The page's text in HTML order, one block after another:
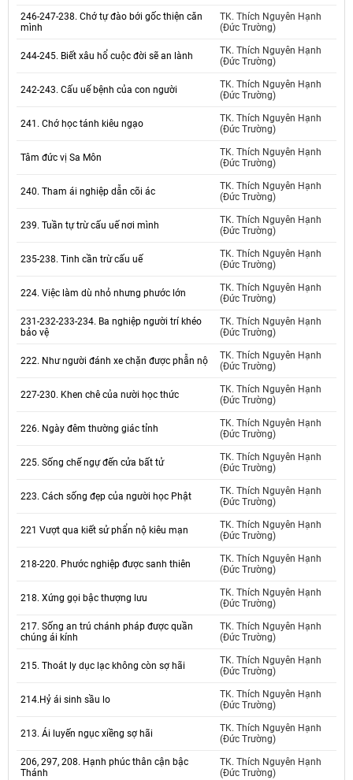
246-247-238. Chớ tự đào bới gốc thiện căn
mình
TK. Thích Nguyên Hạnh
(Đức Trường)
244-245. Biết xâu hổ cuộc đời sẽ an lành
TK. Thích Nguyên Hạnh
(Đức Trường)
242-243. Cấu uế bệnh của con người
TK. Thích Nguyên Hạnh
(Đức Trường)
241. Chớ học tánh kiêu ngạo
TK. Thích Nguyên Hạnh
(Đức Trường)
Tâm đức vị Sa Môn
TK. Thích Nguyên Hạnh
(Đức Trường)
240. Tham ái nghiệp dẫn cõi ác
TK. Thích Nguyên Hạnh
(Đức Trường)
239. Tuần tự trừ cấu uế nơi mình
TK. Thích Nguyên Hạnh
(Đức Trường)
235-238. Tinh cần trừ cấu uế
TK. Thích Nguyên Hạnh
(Đức Trường)
224. Việc làm dù nhỏ nhưng phước lớn
TK. Thích Nguyên Hạnh
(Đức Trường)
231-232-233-234. Ba nghiệp người trí khéo
bảo vệ
TK. Thích Nguyên Hạnh
(Đức Trường)
222. Như người đánh xe chặn được phẫn nộ
TK. Thích Nguyên Hạnh
(Đức Trường)
227-230. Khen chê của nười học thức
TK. Thích Nguyên Hạnh
(Đức Trường)
226. Ngày đêm thường giác tỉnh
TK. Thích Nguyên Hạnh
(Đức Trường)
225. Sống chế ngự đến cửa bất tử
TK. Thích Nguyên Hạnh
(Đức Trường)
223. Cách sống đẹp của người học Phật
TK. Thích Nguyên Hạnh
(Đức Trường)
221 Vượt qua kiết sử phẩn nộ kiêu mạn
TK. Thích Nguyên Hạnh
(Đức Trường)
218-220. Phước nghiệp được sanh thiên
TK. Thích Nguyên Hạnh
(Đức Trường)
218. Xứng gọi bậc thượng lưu
TK. Thích Nguyên Hạnh
(Đức Trường)
217. Sống an trú chánh pháp được quần
chúng ái kính
TK. Thích Nguyên Hạnh
(Đức Trường)
215. Thoát ly dục lạc không còn sợ hãi
TK. Thích Nguyên Hạnh
(Đức Trường)
214.Hỷ ái sinh sầu lo
TK. Thích Nguyên Hạnh
(Đức Trường)
213. Ái luyến ngục xiềng sợ hãi
TK. Thích Nguyên Hạnh
(Đức Trường)
206, 297, 208. Hạnh phúc thân cận bậc
Thánh
TK. Thích Nguyên Hạnh
(Đức Trường)